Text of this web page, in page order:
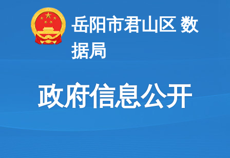
岳阳市君山区 数
据局
政府信息公开